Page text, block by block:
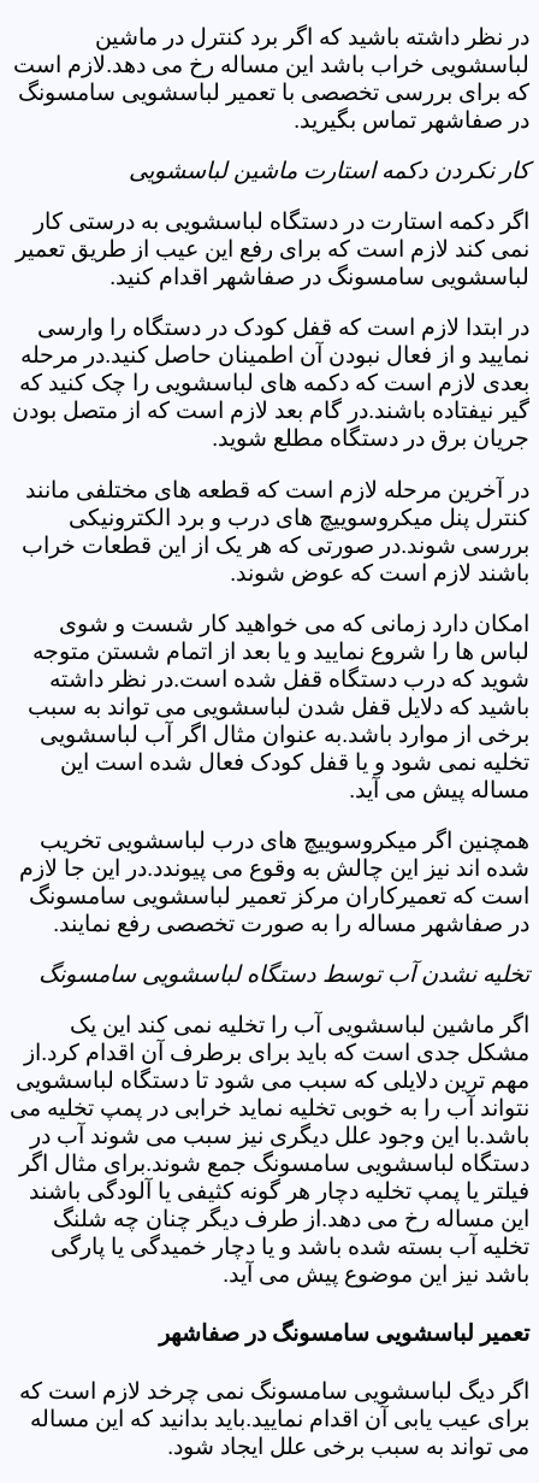
در نظر داشته باشید که اگر برد کنترل در ماشین
لباسشویی خراب باشد این مساله رخ می دهد.لازم است
که برای بررسی تخصصی با تعمیر لباسشویی سامسونگ
در صفاشهر تماس بگیرید.
کار نکردن دکمه استارت ماشین لباسشویی
اگر دکمه استارت در دستگاه لباسشویی به درستی کار
نمی کند لازم است که برای رفع این عیب از طریق تعمیر
لباسشویی سامسونگ در صفاشهر اقدام کنید.
در ابتدا لازم است که قفل کودک در دستگاه را وارسی
نمایید و از فعال نبودن آن اطمینان حاصل کنید.در مرحله
بعدی لازم است که دکمه های لباسشویی را چک کنید که
گیر نیفتاده باشند.در گام بعد لازم است که از متصل بودن
جریان برق در دستگاه مطلع شوید.
در آخرین مرحله لازم است که قطعه های مختلفی مانند
کنترل پنل میکروسوییچ های درب و برد الکترونیکی
بررسی شوند.در صورتی که هر یک از این قطعات خراب
باشند لازم است که عوض شوند.
امکان دارد زمانی که می خواهید کار شست و شوی
لباس ها را شروع نمایید و یا بعد از اتمام شستن متوجه
شوید که درب دستگاه قفل شده است.در نظر داشته
باشید که دلایل قفل شدن لباسشویی می تواند به سبب
برخی از موارد باشد.به عنوان مثال اگر آب لباسشویی
تخلیه نمی شود و یا قفل کودک فعال شده است این
مساله پیش می آید.
همچنین اگر میکروسوییچ های درب لباسشویی تخریب
شده اند نیز این چالش به وقوع می پیوندد.در این جا لازم
است که تعمیرکاران مرکز تعمیر لباسشویی سامسونگ
در صفاشهر مساله را به صورت تخصصی رفع نمایند.
تخلیه نشدن آب توسط دستگاه لباسشویی سامسونگ
اگر ماشین لباسشویی آب را تخلیه نمی کند این یک
مشکل جدی است که باید برای برطرف آن اقدام کرد.از
مهم ترین دلایلی که سبب می شود تا دستگاه لباسشویی
نتواند آب را به خوبی تخلیه نماید خرابی در پمپ تخلیه می
باشد.با این وجود علل دیگری نیز سبب می شوند آب در
دستگاه لباسشویی سامسونگ جمع شوند.برای مثال اگر
فیلتر یا پمپ تخلیه دچار هر گونه کثیفی یا آلودگی باشند
این مساله رخ می دهد.از طرف دیگر چنان چه شلنگ
تخلیه آب بسته شده باشد و یا دچار خمیدگی یا پارگی
باشد نیز این موضوع پیش می آید.
تعمیر لباسشویی سامسونگ در صفاشهر
اگر دیگ لباسشویی سامسونگ نمی چرخد لازم است که
برای عیب یابی آن اقدام نمایید.باید بدانید که این مساله
می تواند به سبب برخی علل ایجاد شود.